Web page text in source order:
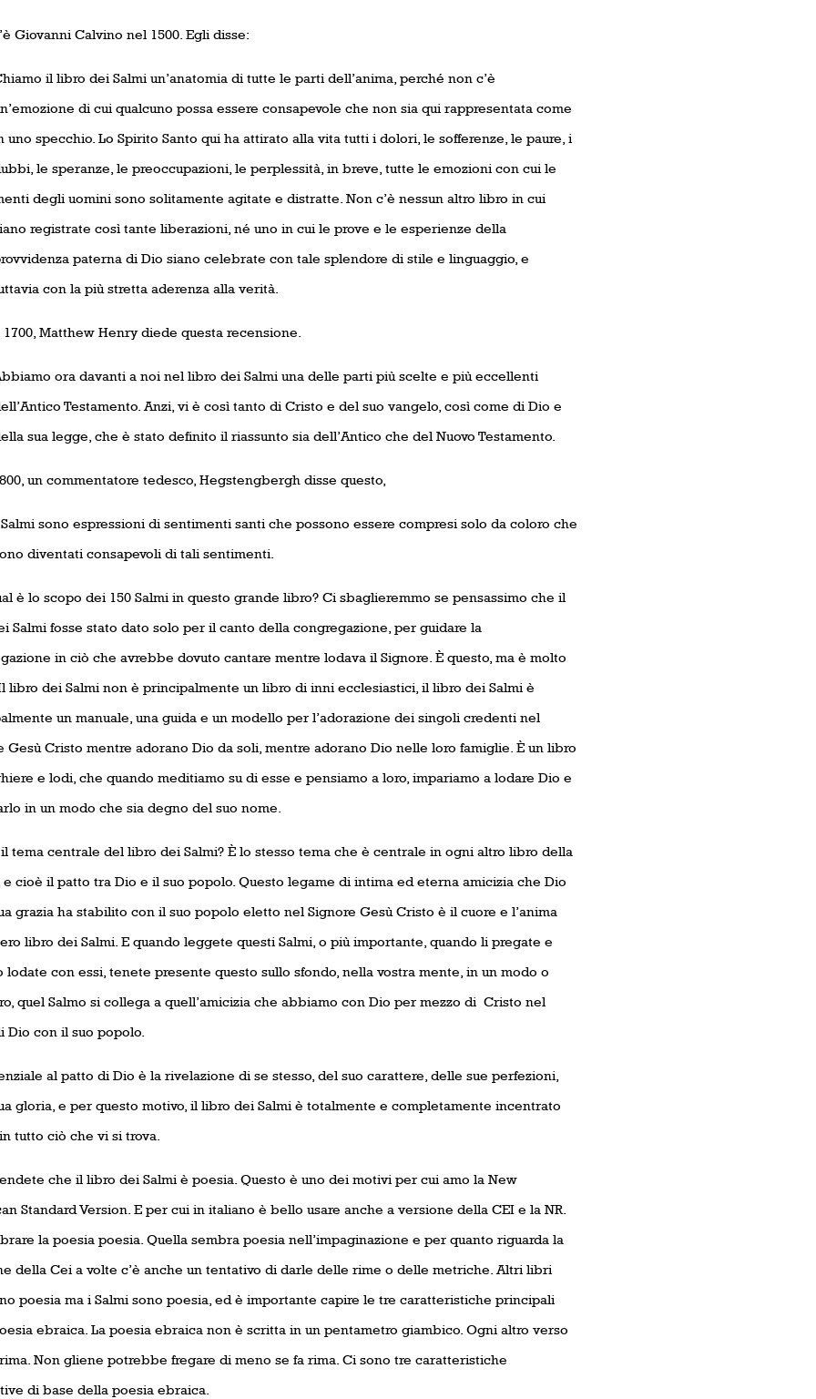
Giovanni Calvino nel 1500. Egli disse:
il libro dei Salmi un’anatomia di tutte le parti dell’anima, perché non c’è
di cui qualcuno possa essere consapevole che non sia qui rappresentata come
uno specchio. Lo Spirito Santo qui ha attirato alla vita tutti i dolori, le sofferenze, le paure, i
le speranze, le preoccupazioni, le perplessità, in breve, tutte le emozioni con cui le
degli uomini sono solitamente agitate e distratte. Non c’è nessun altro libro in cui
registrate così tante liberazioni, né uno in cui le prove e le esperienze della
paterna di Dio siano celebrate con tale splendore di stile e linguaggio, e
con la più stretta aderenza alla verità.
Matthew Henry diede questa recensione.
ora davanti a noi nel libro dei Salmi una delle parti più scelte e più eccellenti
Testamento. Anzi, vi è così tanto di Cristo e del suo vangelo, così come di Dio e
sua legge, che è stato definito il riassunto sia dell’Antico che del Nuovo Testamento.
un commentatore tedesco, Hegstengbergh disse questo,
sono espressioni di sentimenti santi che possono essere compresi solo da coloro che
diventati consapevoli di tali sentimenti.
è lo scopo dei 150 Salmi in questo grande libro? Ci sbaglieremmo se pensassimo che il
Salmi fosse stato dato solo per il canto della congregazione, per guidare la
in ciò che avrebbe dovuto cantare mentre lodava il Signore. È questo, ma è molto
libro dei Salmi non è principalmente un libro di inni ecclesiastici, il libro dei Salmi è
un manuale, una guida e un modello per l’adorazione dei singoli credenti nel
Gesù Cristo mentre adorano Dio da soli, mentre adorano Dio nelle loro famiglie. È un libro
e lodi, che quando meditiamo su di esse e pensiamo a loro, impariamo a lodare Dio e
in un modo che sia degno del suo nome.
tema centrale del libro dei Salmi? È lo stesso tema che è centrale in ogni altro libro della
e cioè il patto tra Dio e il suo popolo. Questo legame di intima ed eterna amicizia che Dio
grazia ha stabilito con il suo popolo eletto nel Signore Gesù Cristo è il cuore e l’anima
libro dei Salmi. E quando leggete questi Salmi, o più importante, quando li pregate e
lodate con essi, tenete presente questo sullo sfondo, nella vostra mente, in un modo o
quel Salmo si collega a quell’amicizia che abbiamo con Dio per mezzo di Cristo nel
Dio con il suo popolo.
al patto di Dio è la rivelazione di se stesso, del suo carattere, delle sue perfezioni,
gloria, e per questo motivo, il libro dei Salmi è totalmente e completamente incentrato
tutto ciò che vi si trova.
che il libro dei Salmi è poesia. Questo è uno dei motivi per cui amo la New
Standard Version. E per cui in italiano è bello usare anche a versione della CEI e la NR.
la poesia poesia. Quella sembra poesia nell’impaginazione e per quanto riguarda la
della Cei a volte c’è anche un tentativo di darle delle rime o delle metriche. Altri libri
poesia ma i Salmi sono poesia, ed è importante capire le tre caratteristiche principali
ebraica. La poesia ebraica non è scritta in un pentametro giambico. Ogni altro verso
Non gliene potrebbe fregare di meno se fa rima. Ci sono tre caratteristiche
di base della poesia ebraica.